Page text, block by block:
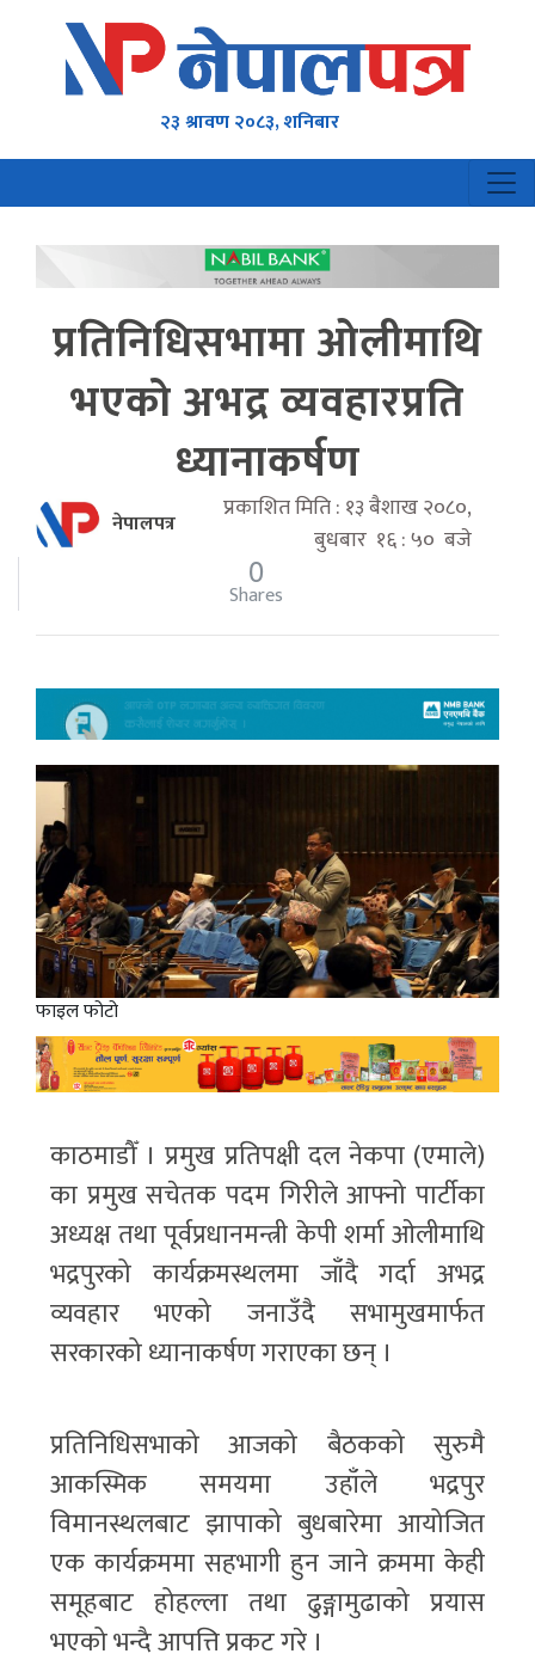
२३ श्रावण २०८३, शनिबार
प्रतिनिधिसभामा ओलीमाथि
भएको अभद्र व्यवहारप्रति
ध्यानाकर्षण
नेपालपत्र
प्रकाशित मिति : १३ बैशाख २०८०,
बुधबार १६ : ५० बजे
0
Shares
फाइल फोटो
काठमाडौँ । प्रमुख प्रतिपक्षी दल नेकपा (एमाले)
का प्रमुख सचेतक पदम गिरीले आफ्नो पार्टीका
अध्यक्ष तथा पूर्वप्रधानमन्त्री केपी शर्मा ओलीमाथि
भद्रपुरको कार्यक्रमस्थलमा जाँदै गर्दा अभद्र
व्यवहार भएको जनाउँदै सभामुखमार्फत
सरकारको ध्यानाकर्षण गराएका छन् ।
प्रतिनिधिसभाको आजको बैठकको सुरुमै
आकस्मिक समयमा उहाँले भद्रपुर
विमानस्थलबाट झापाको बुधबारेमा आयोजित
एक कार्यक्रममा सहभागी हुन जाने क्रममा केही
समूहबाट होहल्ला तथा ढुङ्गामुढाको प्रयास
भएको भन्दै आपत्ति प्रकट गरे ।